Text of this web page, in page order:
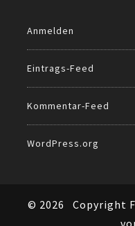
Anmelden
Eintrags-Feed
Kommentar-Feed
WordPress.org
© 2026
Copyright